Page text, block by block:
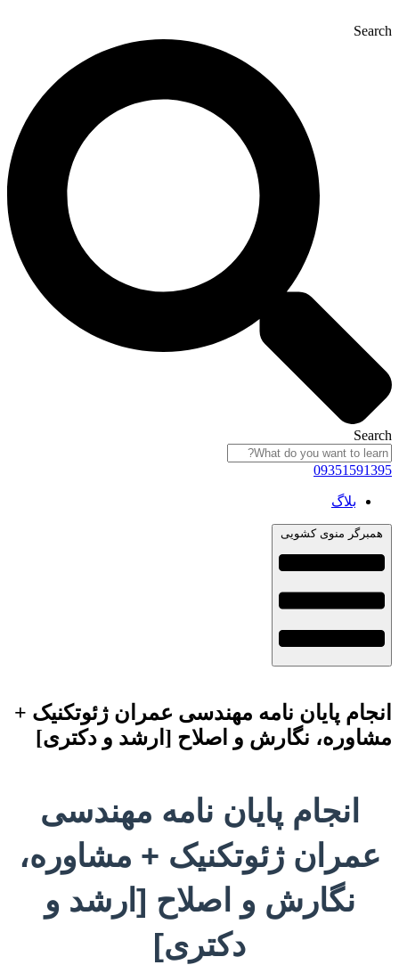
Search
Search
09351591395
بلاگ
همبرگر منوی کشویی
انجام پایان نامه مهندسی عمران ژئوتکنیک +
مشاوره، نگارش و اصلاح [ارشد و دکتری]
انجام پایان نامه مهندسی
عمران ژئوتکنیک + مشاوره،
نگارش و اصلاح [ارشد و
دکتری]